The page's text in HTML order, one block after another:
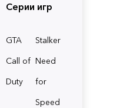
Серии игр
GTA
Stalker
Call of
Duty
Need
for
Speed